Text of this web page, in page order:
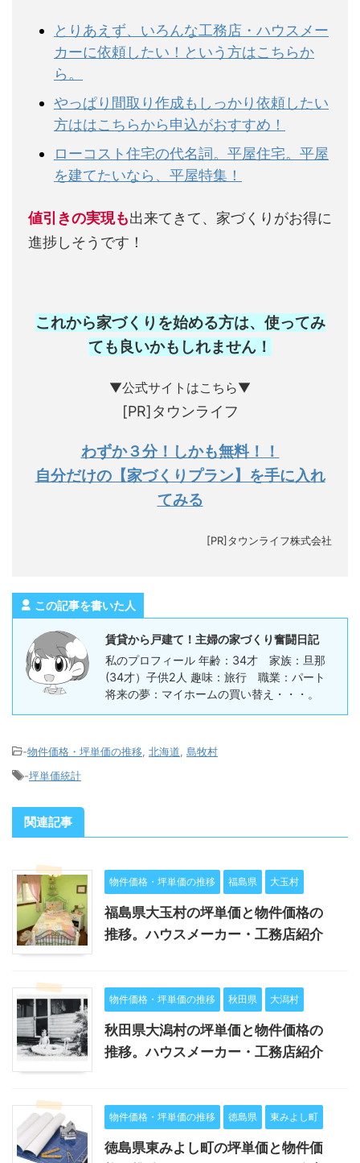
とりあえず、いろんな工務店・ハウスメー
カーに依頼したい！という方はこちらか
ら。
やっぱり間取り作成もしっかり依頼したい
方ははこちらから申込がおすすめ！
ローコスト住宅の代名詞。平屋住宅。平屋
を建てたいなら、平屋特集！
値引きの実現も出来てきて、家づくりがお得に
進捗しそうです！
これから家づくりを始める方は、使ってみ
ても良いかもしれません ！
▼公式サイトはこちら▼
[PR]タウンライフ
わずか３分！しかも無料！！
自分だけの【家づくりプラン】を手に入れ
てみる
[PR]タウンライフ株式会社
この記事を書いた人
賃貸から戸建て！主婦の家づくり奮闘日記
私のプロフィール 年齢：34才 家族：旦那
(34才）子供2人 趣味：旅行 職業：パート
将来の夢：マイホームの買い替え・・・。
-物件価格・坪単価の推移 北海道 島牧村
-坪単価統計
関連記事
物件価格・坪単価の推移 福島県 大玉村
福島県大玉村の坪単価と物件価格の
推移。ハウスメーカー・工務店紹介
物件価格・坪単価の推移 秋田県 大潟村
秋田県大潟村の坪単価と物件価格の
推移。ハウスメーカー・工務店紹介
物件価格・坪単価の推移 徳島県 東みよし町
徳島県東みよし町の坪単価と物件価